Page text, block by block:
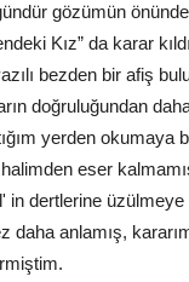
gözümün
Kız” da karar
bezden bir afiş
doğruluğundan
yerden okumaya
eser
in dertlerine
daha anlamış,